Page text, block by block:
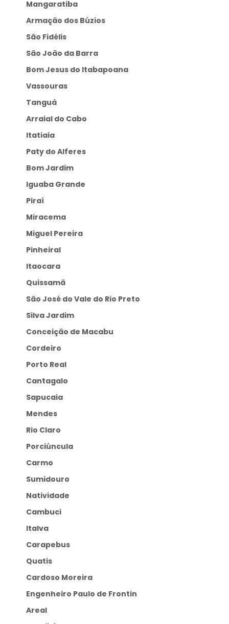
Mangaratiba
Armação dos Búzios
São Fidélis
São João da Barra
Bom Jesus do Itabapoana
Vassouras
Tanguá
Arraial do Cabo
Itatiaia
Paty do Alferes
Bom Jardim
Iguaba Grande
Piraí
Miracema
Miguel Pereira
Pinheiral
Itaocara
Quissamã
São José do Vale do Rio Preto
Silva Jardim
Conceição de Macabu
Cordeiro
Porto Real
Cantagalo
Sapucaia
Mendes
Rio Claro
Porciúncula
Carmo
Sumidouro
Natividade
Cambuci
Italva
Carapebus
Quatis
Cardoso Moreira
Engenheiro Paulo de Frontin
Areal